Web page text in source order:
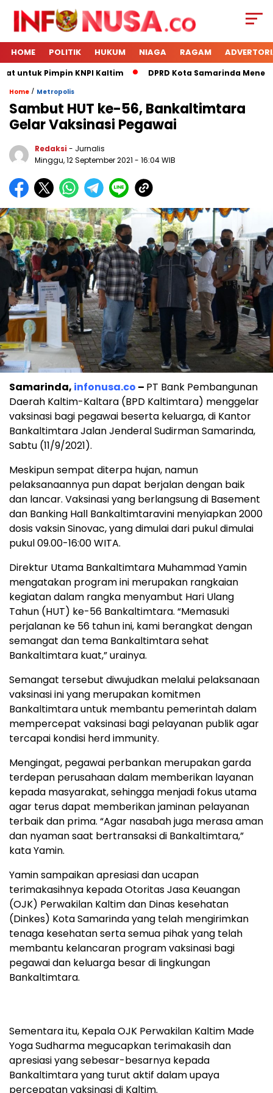
HOME POLITIK HUKUM NIAGA RAGAM
untuk Pimpin KNPI Kaltim DPRD Kota Samarinda
Home / Metropolis
Sambut HUT ke-56, Bankaltimtara
Gelar Vaksinasi Pegawai
Redaksi - Jurnalis
Minggu, 12 September 2021 - 16:04 WIB
Samarinda, infonusa.co – PT Bank Pembangunan
Daerah Kaltim-Kaltara (BPD Kaltimtara) menggelar
vaksinasi bagi pegawai beserta keluarga, di Kantor
Bankaltimtara Jalan Jenderal Sudirman Samarinda,
Sabtu (11/9/2021).
Meskipun sempat diterpa hujan, namun
pelaksanaannya pun dapat berjalan dengan baik
dan lancar. Vaksinasi yang berlangsung di Basement
dan Banking Hall Bankaltimtaravini menyiapkan 2000
dosis vaksin Sinovac, yang dimulai dari pukul dimulai
pukul 09.00-16:00 WITA.
Direktur Utama Bankaltimtara Muhammad Yamin
mengatakan program ini merupakan rangkaian
kegiatan dalam rangka menyambut Hari Ulang
Tahun (HUT) ke-56 Bankaltimtara. “Memasuki
perjalanan ke 56 tahun ini, kami berangkat dengan
semangat dan tema Bankaltimtara sehat
Bankaltimtara kuat,” urainya.
Semangat tersebut diwujudkan melalui pelaksanaan
vaksinasi ini yang merupakan komitmen
Bankaltimtara untuk membantu pemerintah dalam
mempercepat vaksinasi bagi pelayanan publik agar
tercapai kondisi herd immunity.
Mengingat, pegawai perbankan merupakan garda
terdepan perusahaan dalam memberikan layanan
kepada masyarakat, sehingga menjadi fokus utama
agar terus dapat memberikan jaminan pelayanan
terbaik dan prima. “Agar nasabah juga merasa aman
dan nyaman saat bertransaksi di Bankaltimtara,”
kata Yamin.
Yamin sampaikan apresiasi dan ucapan
terimakasihnya kepada Otoritas Jasa Keuangan
(OJK) Perwakilan Kaltim dan Dinas kesehatan
(Dinkes) Kota Samarinda yang telah mengirimkan
tenaga kesehatan serta semua pihak yang telah
membantu kelancaran program vaksinasi bagi
pegawai dan keluarga besar di lingkungan
Bankaltimtara.
Sementara itu, Kepala OJK Perwakilan Kaltim Made
Yoga Sudharma megucapkan terimakasih dan
apresiasi yang sebesar-besarnya kepada
Bankaltimtara yang turut aktif dalam upaya
percepatan vaksinasi di Kaltim.